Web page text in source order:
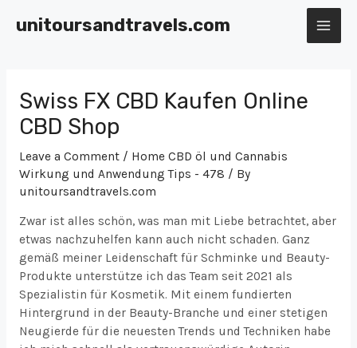
unitoursandtravels.com
Swiss FX CBD Kaufen Online
CBD Shop
Leave a Comment / Home CBD öl und Cannabis
Wirkung und Anwendung Tips - 478 / By
unitoursandtravels.com
Zwar ist alles schön, was man mit Liebe betrachtet, aber
etwas nachzuhelfen kann auch nicht schaden. Ganz
gemäß meiner Leidenschaft für Schminke und Beauty-
Produkte unterstütze ich das Team seit 2021 als
Spezialistin für Kosmetik. Mit einem fundierten
Hintergrund in der Beauty-Branche und einer stetigen
Neugierde für die neuesten Trends und Techniken habe